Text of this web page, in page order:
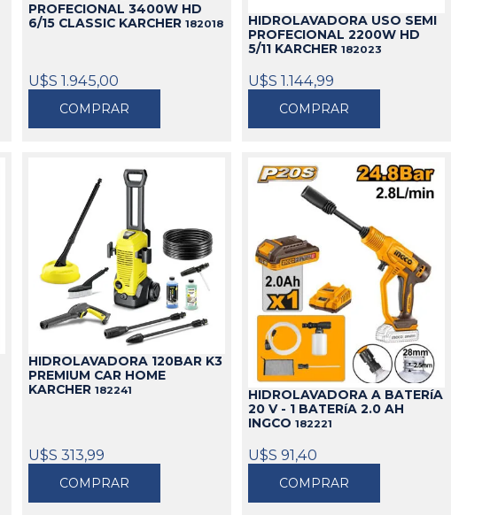
PROFECIONAL 3400W HD
6/15 CLASSIC KARCHER182018
U$S 1.945,00
COMPRAR
HIDROLAVADORA USO SEMI
PROFECIONAL 2200W HD
5/11 KARCHER182023
U$S 1.144,99
COMPRAR
HIDROLAVADORA 120BAR K3
PREMIUM CAR HOME
KARCHER182241
U$S 313,99
COMPRAR
HIDROLAVADORA A BATERíA
20 V - 1 BATERíA 2.0 AH
INGCO182221
U$S 91,40
COMPRAR